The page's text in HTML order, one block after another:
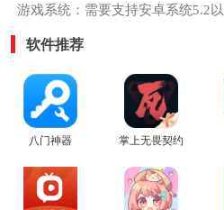
游戏系统：需要支持安卓系统5.2
软件推荐
八门神器 掌上无畏契约